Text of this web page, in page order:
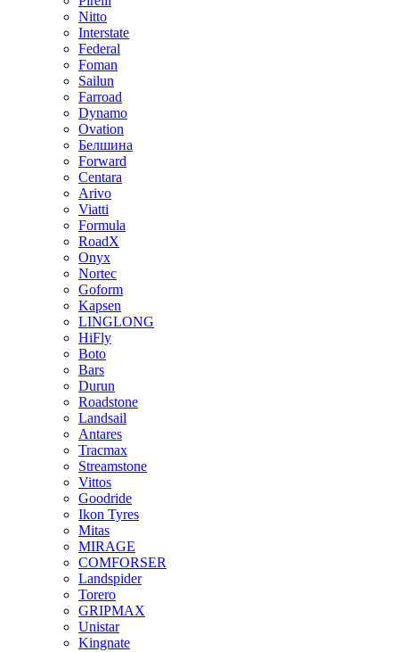
Nitto
Interstate
Federal
Foman
Sailun
Farroad
Dynamo
Ovation
Белшина
Forward
Centara
Arivo
Viatti
Formula
RoadX
Onyx
Nortec
Goform
Kapsen
LINGLONG
HiFly
Boto
Bars
Durun
Roadstone
Landsail
Antares
Tracmax
Streamstone
Vittos
Goodride
Ikon Tyres
Mitas
MIRAGE
COMFORSER
Landspider
Torero
GRIPMAX
Unistar
Kingnate